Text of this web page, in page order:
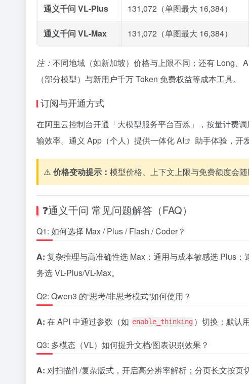
通义千问 VL-Plus 131,072（单图最大 16,384）
通义千问 VL-Max 131,072（单图最大 16,384）
注： 不同地域（如新加坡）价格与上限不同；还有 Long
（部分模型）与新用户千万 Token 免费权益等成本工具。
订阅与开通方式
在阿里云控制台开通「大模型服务平台百炼」，按量计费
输效率。通义 App（个人）提供一体化AI 助手体验，开
⚠️ 价格变动提示： 模型价格、上下文上限与免费额度会
❓通义千问 常见问题解答（FAQ）
Q1: 如何选择 Max / Plus / Flash / Coder？
A: 复杂推理与高准确性选 Max；通用与成本敏感选 Plus
务选 VL-Plus/VL-Max。
Q2: Qwen3 的“思考/非思考模式”如何使用？
A: 在 API 中通过参数（如 enable_thinking ）切换：默认
Q3: 多模态（VL）如何提升文档/图表识别效果？
A: 对扫描件/复杂版式，开启高分辨率解析；分页长文按页